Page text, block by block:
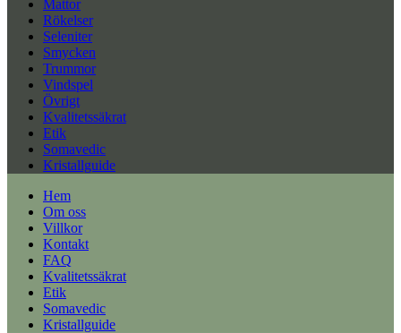
Mattor
Rökelser
Seleniter
Smycken
Trummor
Vindspel
Övrigt
Kvalitetssäkrat
Etik
Somavedic
Kristallguide
Hem
Om oss
Villkor
Kontakt
FAQ
Kvalitetssäkrat
Etik
Somavedic
Kristallguide